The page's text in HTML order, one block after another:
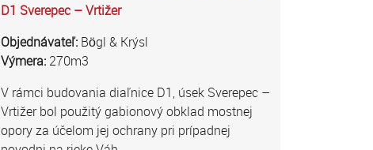
D1 Sverepec – Vrtižer
Objednávateľ:Bögl & Krýsl
Výmera:270m3
V rámci budovania diaľnice D1, úsek Sverepec –
Vrtižer bol použitý gabionový obklad mostnej
opory za účelom jej ochrany pri prípadnej